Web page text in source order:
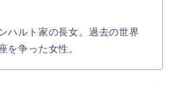
ハルト家の長女。過去の世界
を争った女性。